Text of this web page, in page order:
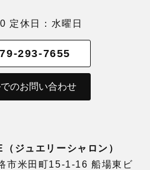
定休日：水曜日
293-7655
でのお問い合わせ
ジュエリーシャロン）
市米田町15-1-16 船場東ビ